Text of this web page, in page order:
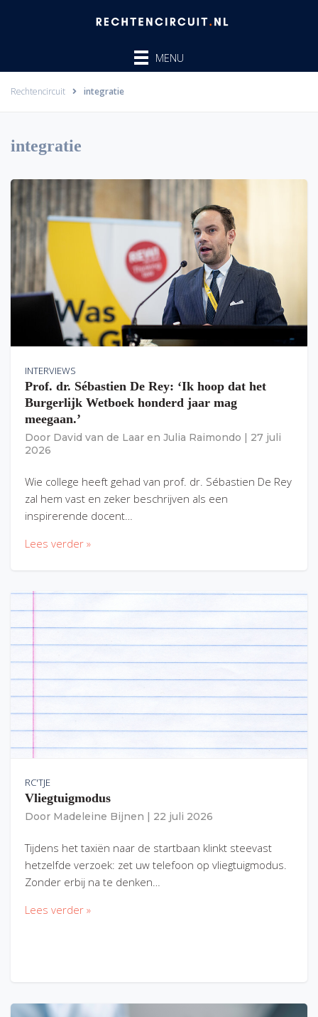
MENU
Rechtencircuit integratie
integratie
INTERVIEWS
Prof. dr. Sébastien De Rey: ‘Ik hoop dat het
Burgerlijk Wetboek honderd jaar mag
meegaan.’
Door David van de Laar en Julia Raimondo
27 juli
2026
Wie college heeft gehad van prof. dr. Sébastien De Rey
zal hem vast en zeker beschrijven als een
inspirerende docent…
Lees verder »
RC'TJE
Vliegtuigmodus
Door Madeleine Bijnen 22 juli 2026
Tijdens het taxiën naar de startbaan klinkt steevast
hetzelfde verzoek: zet uw telefoon op vliegtuigmodus.
Zonder erbij na te denken…
Lees verder »